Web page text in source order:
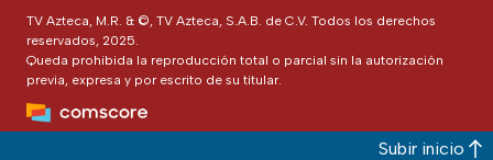
TV Azteca, M.R. & ©, TV Azteca, S.A.B. de C.V. Todos los derechos
reservados, 2025.
Queda prohibida la reproducción total o parcial sin la autorización
previa, expresa y por escrito de su titular.
Subir inicio